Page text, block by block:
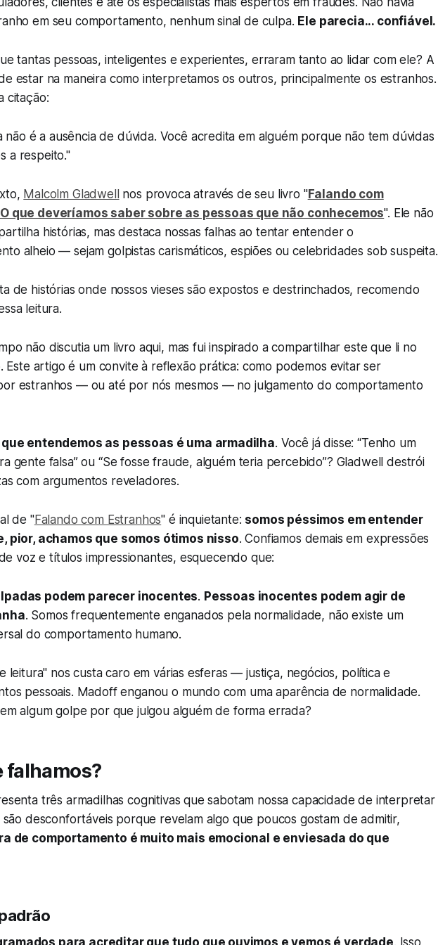
em seu comportamento, nenhum sinal de culpa. Ele parecia... confiável.
tantas pessoas, inteligentes e experientes, erraram tanto ao lidar com ele? A
estar na maneira como interpretamos os outros, principalmente os estranhos.
citação:
não é a ausência de dúvida. Você acredita em alguém porque não tem dúvidas
a respeito."
Malcolm Gladwell nos provoca através de seu livro "Falando com
que deveríamos saber sobre as pessoas que não conhecemos". Ele não
histórias, mas destaca nossas falhas ao tentar entender o
alheio — sejam golpistas carismáticos, espiões ou celebridades sob suspeita.
de histórias onde nossos vieses são expostos e destrinchados, recomendo
leitura.
não discutia um livro aqui, mas fui inspirado a compartilhar este que li no
Este artigo é um convite à reflexão prática: como podemos evitar ser
estranhos — ou até por nós mesmos — no julgamento do comportamento
entendemos as pessoas é uma armadilha. Você já disse: “Tenho um
gente falsa” ou “Se fosse fraude, alguém teria percebido”? Gladwell destrói
com argumentos reveladores.
de "Falando com Estranhos" é inquietante: somos péssimos em entender
pior, achamos que somos ótimos nisso. Confiamos demais em expressões
voz e títulos impressionantes, esquecendo que:
podem parecer inocentes. Pessoas inocentes podem agir de
. Somos frequentemente enganados pela normalidade, não existe um
do comportamento humano.
leitura" nos custa caro em várias esferas — justiça, negócios, política e
pessoais. Madoff enganou o mundo com uma aparência de normalidade.
algum golpe por que julgou alguém de forma errada?
falhamos?
três armadilhas cognitivas que sabotam nossa capacidade de interpretar
são desconfortáveis porque revelam algo que poucos gostam de admitir,
de comportamento é muito mais emocional e enviesada do que